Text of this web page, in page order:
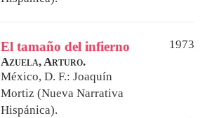
El tamaño del infierno
1973
Azuela, Arturo.
México, D. F.: Joaquín
Mortiz (Nueva Narrativa
Hispánica).